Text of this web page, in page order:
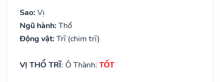
Sao: Vị
Ngũ hành: Thổ
Động vật: Trĩ (chim trĩ)
VỊ THỔ TRĨ: Ô Thành: TỐT